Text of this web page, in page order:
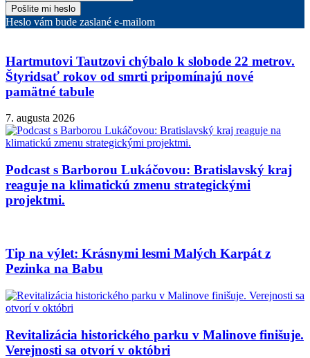
Heslo vám bude zaslané e-mailom
Hartmutovi Tautzovi chýbalo k slobode 22 metrov.
Štyridsať rokov od smrti pripomínajú nové
pamätné tabule
7. augusta 2026
Podcast s Barborou Lukáčovou: Bratislavský kraj
reaguje na klimatickú zmenu strategickými
projektmi.
Tip na výlet: Krásnymi lesmi Malých Karpát z
Pezinka na Babu
Revitalizácia historického parku v Malinove finišuje.
Verejnosti sa otvorí v októbri